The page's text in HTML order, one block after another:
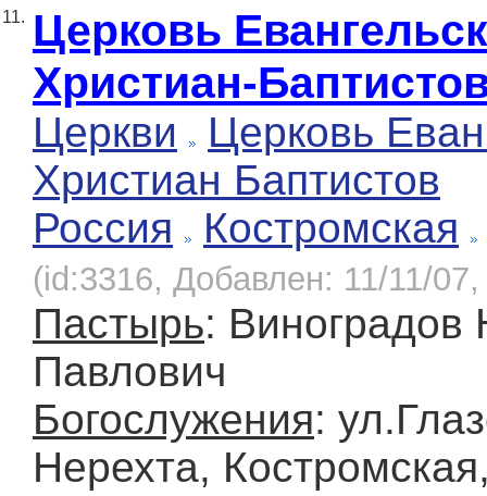
11. Церковь
Христиан-
Церкви
Церковь
Христиан Баптистов
Россия
Костромская
(id:3316, Добавлен: 11/11/
Пастырь:
Павлович
Богослужения:
Нерехта,